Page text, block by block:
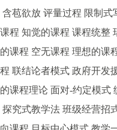
含苞欲放 评量过程 限制式
程 知觉的课程 课程统整
课程 空无课程 理想的课
联结论者模式 政府开发
课程理论 面对-约定模式
探究式教学法 班级经营招